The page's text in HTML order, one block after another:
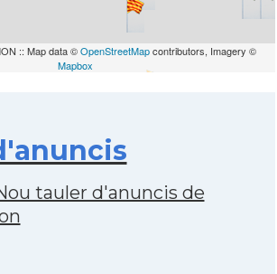
:: Map data ©OpenStreetMapcontributors, Imagery ©
Mapbox
tauler d'anuncis de